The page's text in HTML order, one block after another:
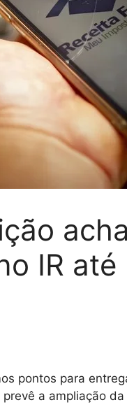
IR até
pontos para
a ampliação